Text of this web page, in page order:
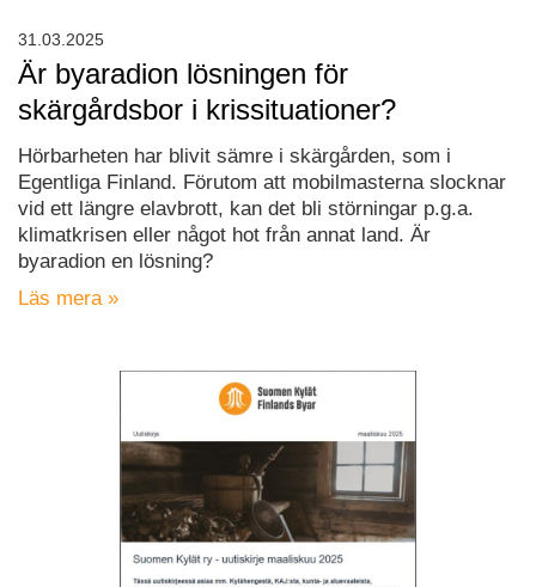
Är byaradion lösningen för
skärgårdsbor i krissituationer?
Hörbarheten har blivit sämre i skärgården, som i
Egentliga Finland. Förutom att mobilmasterna slocknar
vid ett längre elavbrott, kan det bli störningar p.g.a.
klimatkrisen eller något hot från annat land. Är
byaradion en lösning?
Läs mera »
31.03.2025